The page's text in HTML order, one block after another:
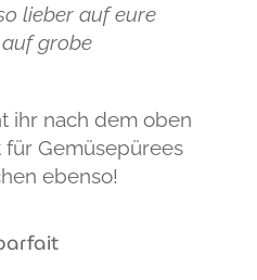
lieber auf eure
grobe
ihr nach dem oben
Gemüsepürees
ebenso!